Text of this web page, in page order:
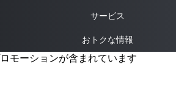
サービス
おトクな情報
モーションが含まれています